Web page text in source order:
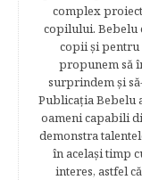
complex
copilului. Bebelu
copii şi pentru
propunem să
surprindem şi
Publicația Bebelu
oameni capabili
demonstra
în acelaşi timp
interes, astfel